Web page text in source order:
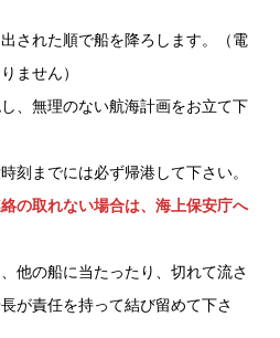
された順で船を降ろします。（電
ません）
、無理のない航海計画をお立て下
刻までには必ず帰港して下さい。
の取れない場合は、海上保安庁へ
他の船に当たったり、切れて流さ
が責任を持って結び留めて下さ